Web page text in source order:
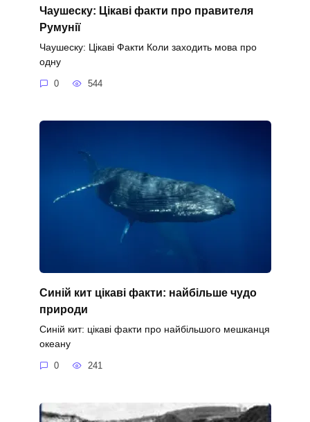
Чаушеску: Цікаві факти про правителя
Румунії
Чаушеску: Цікаві Факти Коли заходить мова про
одну
0 544
Синій кит цікаві факти: найбільше чудо
природи
Синій кит: цікаві факти про найбільшого мешканця
океану
0 241